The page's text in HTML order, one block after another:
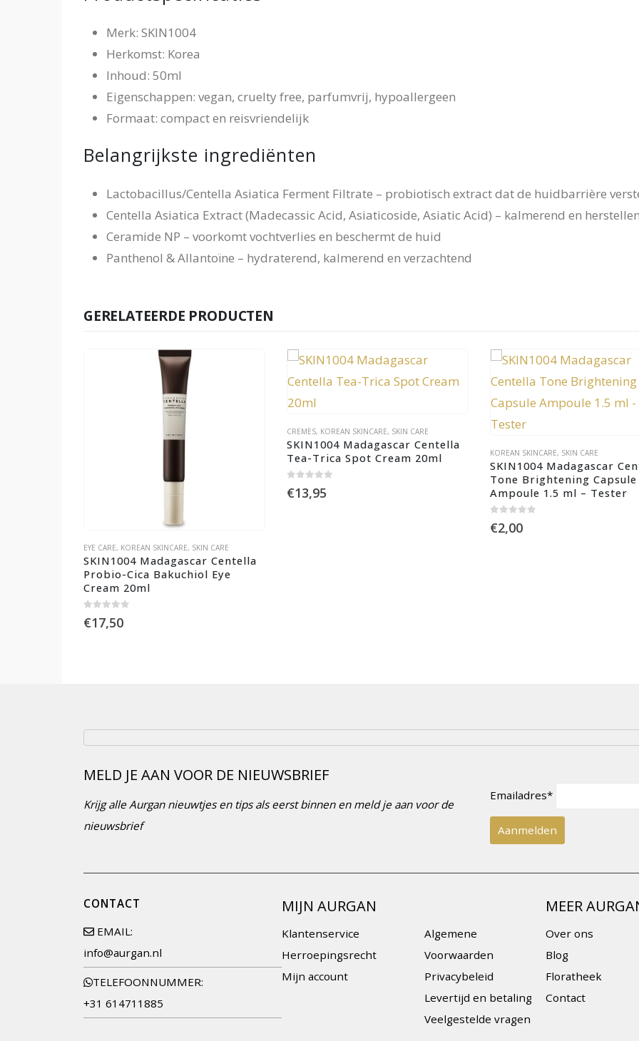
Merk: SKIN1004
Herkomst: Korea
Inhoud: 50ml
Eigenschappen: vegan, cruelty free, parfumvrij, hypoallergeen
Formaat: compact en reisvriendelijk
Belangrijkste ingrediënten
Lactobacillus/Centella Asiatica Ferment Filtrate – probiotisch extract dat de huidbarrière
Centella Asiatica Extract (Madecassic Acid, Asiaticoside, Asiatic Acid) – kalmerend en
Ceramide NP – voorkomt vochtverlies en beschermt de huid
Panthenol & Allantoïne – hydraterend, kalmerend en verzachtend
GERELATEERDE PRODUCTEN
EYE CARE, KOREAN SKINCARE, SKIN CARE
SKIN1004 Madagascar Centella
Probio-Cica Bakuchiol Eye
Cream 20ml
€17,50
CREMES, KOREAN SKINCARE, SKIN CARE
SKIN1004 Madagascar Centella
Tea-Trica Spot Cream 20ml
€13,95
KOREAN SKINCARE, SKIN CARE
SKIN1004 Madagascar
Tone Brightening
Ampoule 1.5 ml – Tester
€2,00
MELD JE AAN VOOR DE NIEUWSBRIEF
Krijg alle Aurgan nieuwtjes en tips als eerst binnen en meld je aan voor de
nieuwsbrief
Emailadres*
CONTACT
EMAIL:
info@aurgan.nl
TELEFOONNUMMER:
+31 614711885
MIJN AURGAN
Klantenservice
Herroepingsrecht
Mijn account
Algemene
Voorwaarden
Privacybeleid
Levertijd en betaling
Veelgestelde vragen
MEER
Over ons
Blog
Floratheek
Contact